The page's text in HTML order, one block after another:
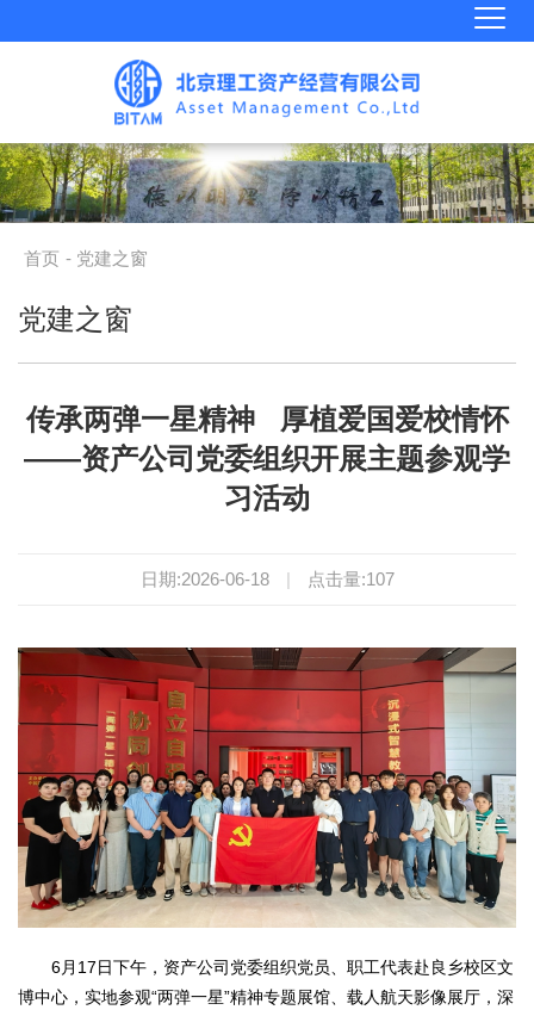
首页 - 党建之窗
党建之窗
传承两弹一星精神 厚植爱国爱校情怀
——资产公司党委组织开展主题参观学
习活动
日期:2026-06-18 | 点击量:107
6月17日下午，资产公司党委组织党员、职工代表赴良乡校区文
博中心，实地参观“两弹一星”精神专题展馆、载人航天影像展厅，深